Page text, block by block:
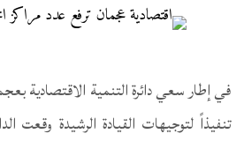
في إطار سعي دائرة التنمية الاقتصادية
تنفيذاً لتوجيهات القيادة الرشيدة وقعت